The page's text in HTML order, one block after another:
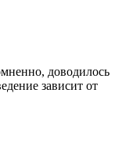
доводилось
зависит от